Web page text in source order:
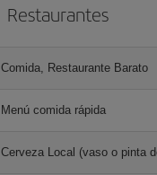
Restaurantes
Comida, Restaurante Barato
Menú comida rápida
Cerveza Local (vaso o pinta